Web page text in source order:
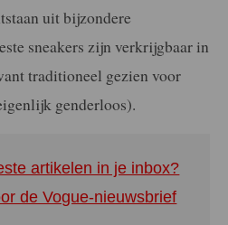
uit bijzondere
sneakers zijn verkrijgbaar in
traditioneel gezien voor
genderloos).
artikelen in je inbox?
de Vogue-nieuwsbrief